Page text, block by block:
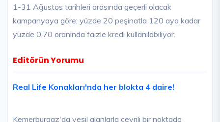
1-31 Ağustos tarihleri arasında geçerli olacak
kampanyaya göre; yüzde 20 peşinatla 120 aya kadar
yüzde 0,70 oranında faizle kredi kullanılabiliyor.
Editörün Yorumu
Real Life Konakları'nda her blokta 4 daire!
Kemerburgaz'da yeşil alanlarla çevrili bir noktada